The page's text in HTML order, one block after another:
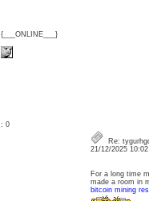
{___ONLINE___}
: 0
Re:
21/12/2025
For a long time
made a room in
bitcoin mining